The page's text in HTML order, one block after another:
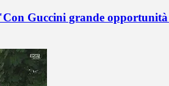
Guccini grande